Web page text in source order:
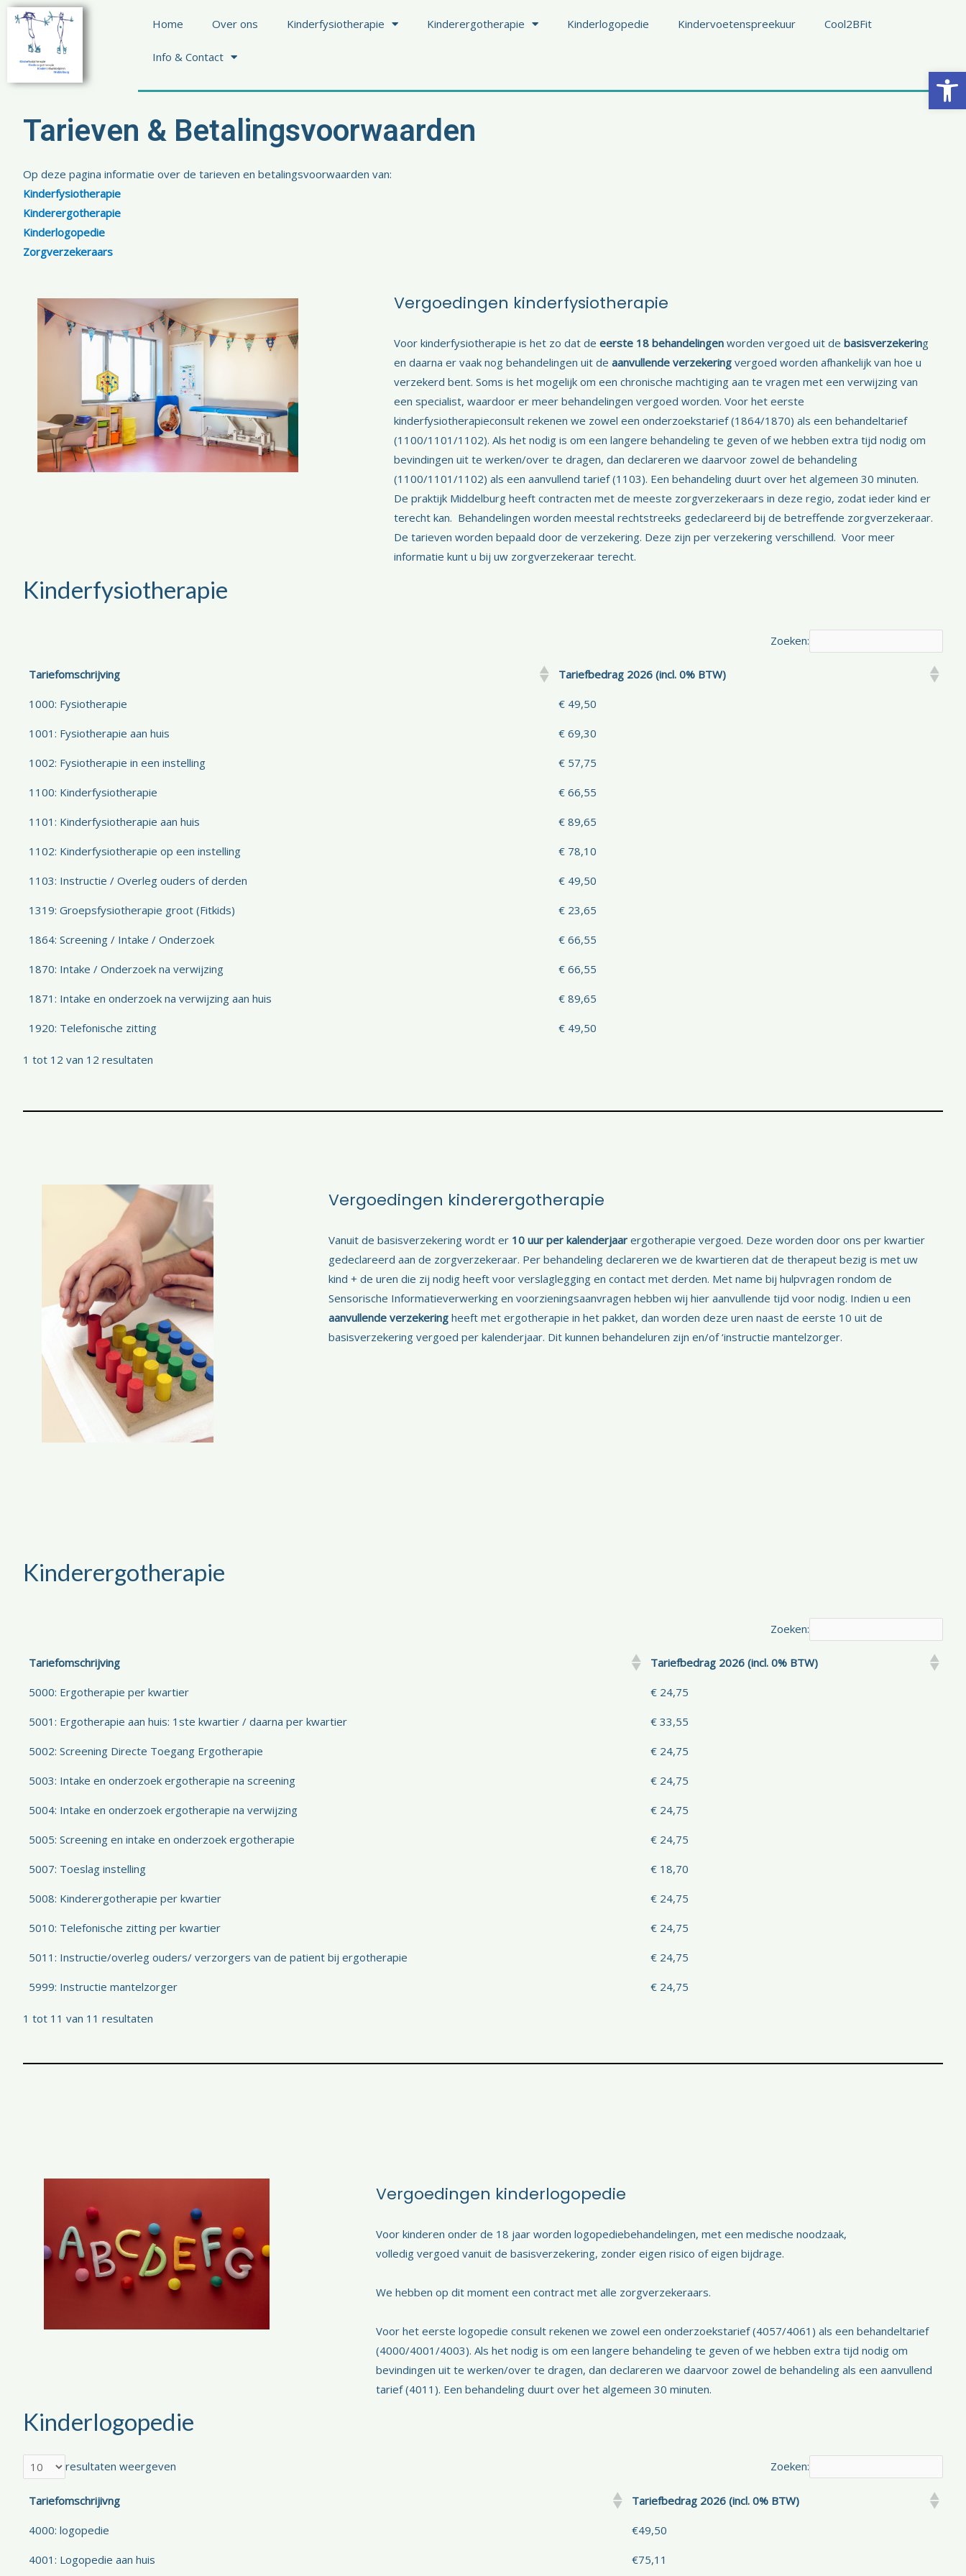
Ga
naar
inhoud
Home Over ons Kinderfysiotherapie Kinderergotherapie Kinderlogopedie Kindervoetenspreekuur Cool2BFit
Info & Contact
Tarieven & Betalingsvoorwaarden​
Op deze pagina informatie over de tarieven en betalingsvoorwaarden van:
Kinderfysiotherapie
Kinderergotherapie
Kinderlogopedie
Zorgverzekeraars
Vergoedingen kinderfysiotherapie
Voor kinderfysiotherapie is het zo dat deeerste 18 behandelingen worden vergoed uit debasisverzekering
en daarna er vaak nog behandelingen uit deaanvullende verzekering vergoed worden afhankelijk van hoe u
verzekerd bent. Soms is het mogelijk om een chronische machtiging aan te vragen met een verwijzing van
een specialist, waardoor er meer behandelingen vergoed worden. Voor het eerste
kinderfysiotherapieconsult rekenen we zowel een onderzoekstarief (1864/1870) als een behandeltarief
(1100/1101/1102). Als het nodig is om een langere behandeling te geven of we hebben extra tijd nodig om
bevindingen uit te werken/over te dragen, dan declareren we daarvoor zowel de behandeling
(1100/1101/1102) als een aanvullend tarief (1103). Een behandeling duurt over het algemeen 30 minuten.
De praktijk Middelburg heeft contracten met de meeste zorgverzekeraars in deze regio, zodat ieder kind er
terecht kan. Behandelingen worden meestal rechtstreeks gedeclareerd bij de betreffende zorgverzekeraar.
De tarieven worden bepaald door de verzekering. Deze zijn per verzekering verschillend. Voor meer
informatie kunt u bij uw zorgverzekeraar terecht.
Kinderfysiotherapie
Zoeken:
Tariefomschrijving Tariefbedrag 2026 (incl. 0% BTW)
1000: Fysiotherapie € 49,50
1001: Fysiotherapie aan huis € 69,30
1002: Fysiotherapie in een instelling € 57,75
1100: Kinderfysiotherapie € 66,55
1101: Kinderfysiotherapie aan huis € 89,65
1102: Kinderfysiotherapie op een instelling € 78,10
1103: Instructie / Overleg ouders of derden € 49,50
1319: Groepsfysiotherapie groot (Fitkids) € 23,65
1864: Screening / Intake / Onderzoek € 66,55
1870: Intake / Onderzoek na verwijzing € 66,55
1871: Intake en onderzoek na verwijzing aan huis € 89,65
1920: Telefonische zitting € 49,50
1 tot 12 van 12 resultaten
Vergoedingen kinderergotherapie
Vanuit de basisverzekering wordt er 10 uur per kalenderjaarergotherapie vergoed. Deze worden door ons per kwartier
gedeclareerd aan de zorgverzekeraar. Per behandeling declareren we de kwartieren dat de therapeut bezig is met uw
kind + de uren die zij nodig heeft voor verslaglegging en contact met derden. Met name bij hulpvragen rondom de
Sensorische Informatieverwerking en voorzieningsaanvragen hebben wij hier aanvullende tijd voor nodig. Indien u een
aanvullende verzekering heeft met ergotherapie in het pakket, dan worden deze uren naast de eerste 10 uit de
basisverzekering vergoed per kalenderjaar. Dit kunnen behandeluren zijn en/of ‘instructie mantelzorger.
Kinderergotherapie
Zoeken:
Tariefomschrijving Tariefbedrag 2026 (incl. 0% BTW)
5000: Ergotherapie per kwartier € 24,75
5001: Ergotherapie aan huis: 1ste kwartier / daarna per kwartier € 33,55
5002: Screening Directe Toegang Ergotherapie € 24,75
5003: Intake en onderzoek ergotherapie na screening € 24,75
5004: Intake en onderzoek ergotherapie na verwijzing € 24,75
5005: Screening en intake en onderzoek ergotherapie € 24,75
5007: Toeslag instelling € 18,70
5008: Kinderergotherapie per kwartier € 24,75
5010: Telefonische zitting per kwartier € 24,75
5011: Instructie/overleg ouders/ verzorgers van de patient bij ergotherapie € 24,75
5999: Instructie mantelzorger € 24,75
1 tot 11 van 11 resultaten
Vergoedingen kinderlogopedie
Voor kinderen onder de 18 jaar worden logopediebehandelingen, met een medische noodzaak,
volledig vergoed vanuit de basisverzekering, zonder eigen risico of eigen bijdrage.
We hebben op dit moment een contract met alle zorgverzekeraars.
Voor het eerste logopedie consult rekenen we zowel een onderzoekstarief (4057/4061) als een behandeltarief
(4000/4001/4003). Als het nodig is om een langere behandeling te geven of we hebben extra tijd nodig om
bevindingen uit te werken/over te dragen, dan declareren we daarvoor zowel de behandeling als een aanvullend
tarief (4011). Een behandeling duurt over het algemeen 30 minuten.
Kinderlogopedie
resultaten weergeven Zoeken:
Tariefomschrijivng Tariefbedrag 2026 (incl. 0% BTW)
4000: logopedie €49,50
4001: Logopedie aan huis €75,11